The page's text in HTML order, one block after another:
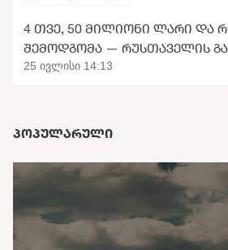
4 ᲗᲕᲔ, 50 ᲛᲘᲚᲘᲝᲜᲘ ᲚᲐᲠᲘ ᲓᲐ
ᲨᲔᲛᲝᲓᲒᲝᲛᲐ — ᲠᲣᲡᲗᲐᲕᲔᲚᲘᲡ
ᲢᲠᲐᲜᲡᲤᲝᲠᲛᲐᲪᲘᲘᲡ ᲛᲝᲚᲝᲓᲘᲜᲘ
25 ივლისი 14:13
ᲞᲝᲞᲣᲚᲐᲠᲣᲚᲘ